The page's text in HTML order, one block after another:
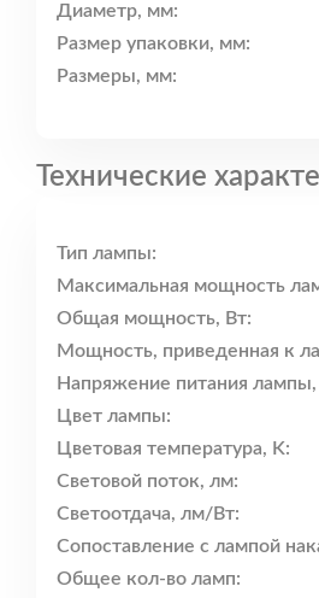
Диаметр, мм:
Размер упаковки, мм:
Размеры, мм:
Технические
Тип лампы:
Максимальная мощность
Общая мощность, Вт:
Мощность, приведенная к
Напряжение питания лампы,
Цвет лампы:
Цветовая температура, K:
Световой поток, лм:
Светоотдача, лм/Вт:
Сопоставление с лампой
Общее кол-во ламп: